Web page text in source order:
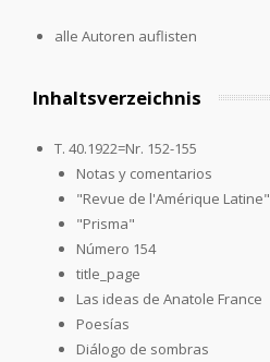
alle Autoren auflisten
Inhaltsverzeichnis
T. 40.1922=Nr. 152-155
Notas y comentarios
"Revue de l'Amérique Latine"
"Prisma"
Número 154
title_page
Las ideas de Anatole France
Poesías
Diálogo de sombras